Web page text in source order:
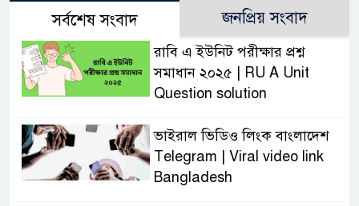
সর্বশেষ সংবাদ জনপ্রিয় সংবাদ
রাবি এ ইউনিট পরীক্ষার প্রশ্ন
সমাধান ২০২৫ | RU A Unit
Question solution
ভাইরাল ভিডিও লিংক বাংলাদেশ
Telegram | Viral video link
Bangladesh